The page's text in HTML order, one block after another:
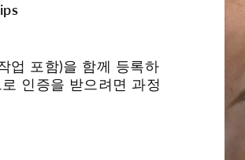
업 포함)을 함께 등록하
인증을 받으려면 과정